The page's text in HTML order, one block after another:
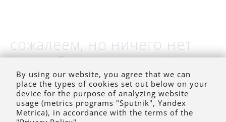
сожалеем, но ничего нет
(на выбранное время)
By using our website, you agree that we can
place the types of cookies set out below on your
device for the purpose of analyzing website
usage (metrics programs "Sputnik", Yandex
Metrica), in accordance with the terms of the